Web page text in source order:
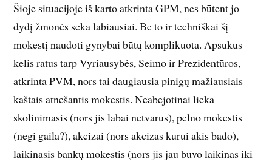
Šioje situacijoje iš karto atkrinta GPM, nes būtent jo
dydį žmonės seka labiausiai. Be to ir techniškai šį
mokestį naudoti gynybai būtų komplikuota. Apsukus
kelis ratus tarp Vyriausybės, Seimo ir Prezidentūros,
atkrinta PVM, nors tai daugiausia pinigų mažiausiais
kaštais atnešantis mokestis. Neabejotinai lieka
skolinimasis (nors jis labai netvarus), pelno mokestis
(negi gaila?), akcizai (nors akcizas kurui akis bado),
laikinasis bankų mokestis (nors jis jau buvo laikinas iki